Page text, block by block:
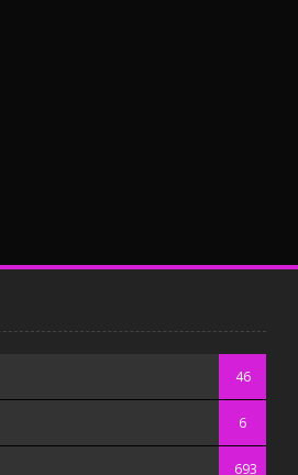
46
6
693